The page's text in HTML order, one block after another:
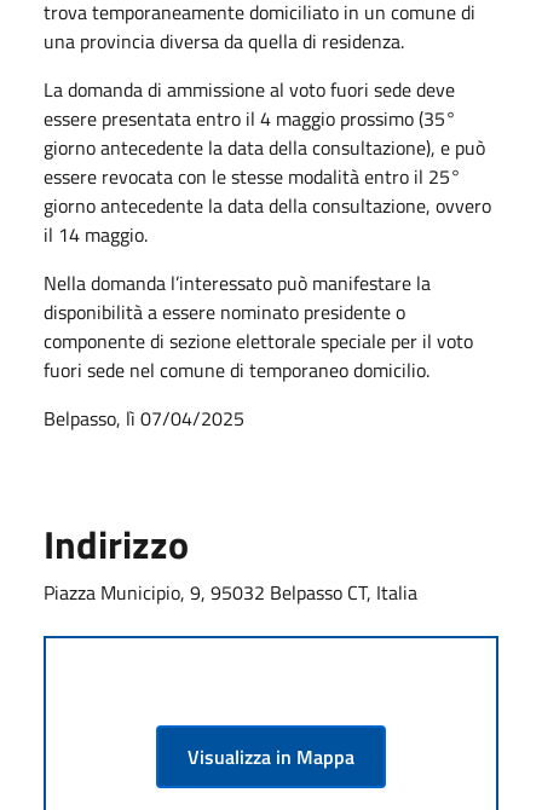
trova temporaneamente domiciliato in un comune di
una provincia diversa da quella di residenza.
La domanda di ammissione al voto fuori sede deve
essere presentata entro il 4 maggio prossimo (35°
giorno antecedente la data della consultazione), e può
essere revocata con le stesse modalità entro il 25°
giorno antecedente la data della consultazione, ovvero
il 14 maggio.
Nella domanda l’interessato può manifestare la
disponibilità a essere nominato presidente o
componente di sezione elettorale speciale per il voto
fuori sede nel comune di temporaneo domicilio.
Belpasso, lì 07/04/2025
Indirizzo
Piazza Municipio, 9, 95032 Belpasso CT, Italia
Visualizza in Mappa